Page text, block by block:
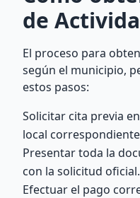
de
El proceso para
según el municipio,
estos pasos:
Solicitar cita previa
local
Presentar toda la
con la solicitud oficial.
Efectuar el pago